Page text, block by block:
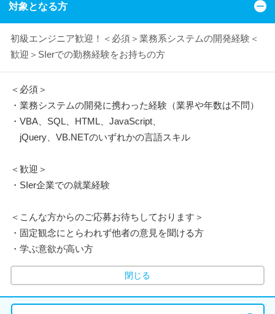
対象となる方
初級エンジニア歓迎！＜必須＞業務系システムの開発経験＜
歓迎＞SIerでの勤務経験をお持ちの方
＜必須＞
・業務システムの開発に携わった経験（業界や年数は不問）
・VBA、SQL、HTML、JavaScript、
jQuery、VB.NETのいずれかの言語スキル
＜歓迎＞
・SIer企業での就業経験
＜こんな方からのご応募お待ちしております＞
・固定観念にとらわれず他者の意見を聞ける方
・学ぶ意欲が高い方
閉じる